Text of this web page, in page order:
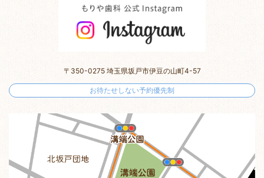
〒350-0275 埼玉県坂戸市伊豆の山町4-57
お待たせしない予約優先制